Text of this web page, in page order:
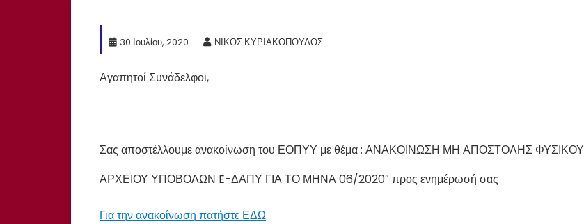
30 Ιουλίου, 2020 ΝΙΚΟΣ ΚΥΡΙΑΚΟΠΟΥΛΟΣ
Αγαπητοί Συνάδελφοι,
Σας αποστέλλουμε ανακοίνωση του ΕΟΠΥΥ με θέμα : ΑΝΑΚΟΙΝΩΣΗ ΜΗ ΑΠΟΣΤΟΛΗΣ ΦΥΣΙΚΟΥ
ΑΡΧΕΙΟΥ ΥΠΟΒΟΛΩΝ E-ΔΑΠΥ ΓΙΑ ΤΟ ΜΗΝΑ 06/2020″ προς ενημέρωσή σας
Για την ανακοίνωση πατήστε ΕΔΩ